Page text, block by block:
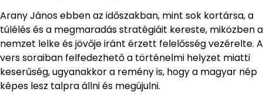
Arany János ebben az időszakban, mint sok kortársa, a
túlélés és a megmaradás stratégiáit kereste, miközben a
nemzet lelke és jövője iránt érzett felelősség vezérelte. A
vers soraiban felfedezhető a történelmi helyzet miatti
keserűség, ugyanakkor a remény is, hogy a magyar nép
képes lesz talpra állni és megújulni.